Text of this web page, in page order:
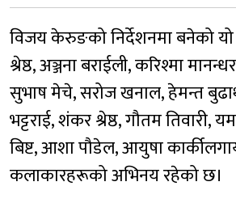
विजय केरुङको निर्देशनमा बनेको
श्रेष्ठ, अञ्जना बराईली, करिश्मा
सुभाष मेचे, सरोज खनाल, हेमन्त
भट्टराई, शंकर श्रेष्ठ, गौतम तिवारी,
बिष्ट, आशा पौडेल, आयुषा
कलाकारहरूको अभिनय रहेको छ।